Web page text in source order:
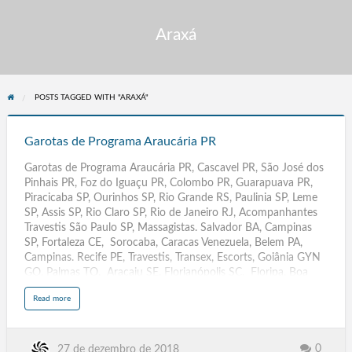
Araxá
POSTS TAGGED WITH "ARAXÁ"
Araucária
Garotas de Programa Araucária PR
Garotas de Programa Araucária PR, Cascavel PR, São José dos
Pinhais PR, Foz do Iguaçu PR, Colombo PR, Guarapuava PR,
Piracicaba SP, Ourinhos SP, Rio Grande RS, Paulinia SP, Leme
SP, Assis SP, Rio Claro SP, Rio de Janeiro RJ, Acompanhantes
Travestis São Paulo SP, Massagistas. Salvador BA, Campinas
SP, Fortaleza CE, Sorocaba, Caracas Venezuela, Belem PA,
Campinas. Recife PE, Travestis, Transex, Escorts, Goiânia GYN
GO, Palmas TO, Aracaju SE, Florianópolis SC. Floripa, Boa
Vista RR, Porto Velho RO, Porto Alegre RS, Poa, Natal RN,
Curitiba PR, João Pessoa PB, Maceió AL, Teresina PI, Rio de
Manaus AM, Macapá. AP, Adamantina, Adolfo, Aguai, Aguas
Read morea
t
27 de dezembro de 2018 0